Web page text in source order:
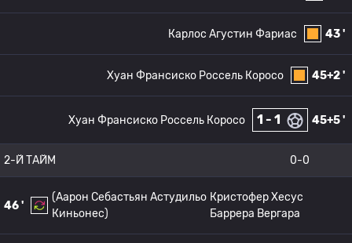
43 '
Карлос Агустин Фариас
45+2 '
Хуан Франсиско Россель Коросо
45+5 '
1 - 1
Хуан Франсиско Россель Коросо
2-Й ТАЙМ 0-0
46 '
(Аарон Себастьян Астудильо
Киньонес)
Кристофер Хесус
Баррера Вергара